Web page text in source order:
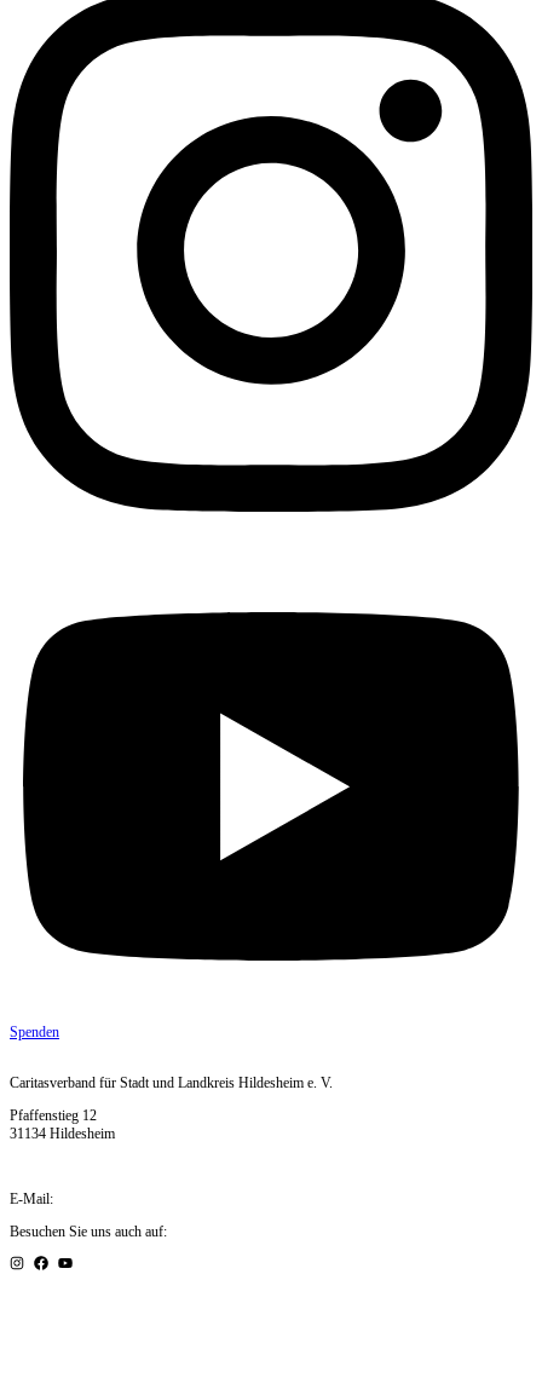
Spenden
Caritasverband für Stadt und Landkreis Hildesheim e. V.
Pfaffenstieg 12
31134 Hildesheim
E-Mail:
Besuchen Sie uns auch auf: